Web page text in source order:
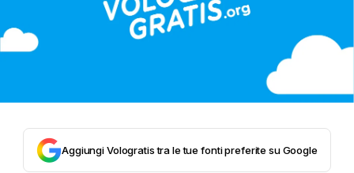
Aggiungi Vologratis tra le tue fonti preferite su Google